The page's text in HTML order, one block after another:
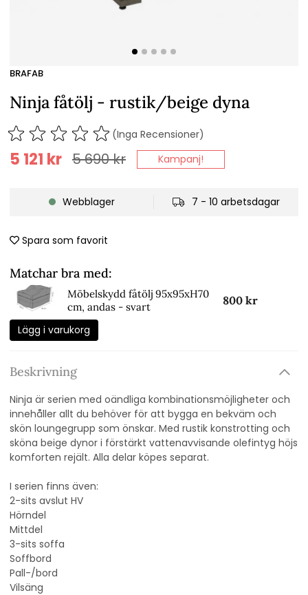
BRAFAB
Ninja fåtölj - rustik/beige dyna
(Inga Recensioner)
5 690kr
5 121 kr Kampanj!
Webblager 7 - 10 arbetsdagar
Spara som favorit
Matchar bra med:
Möbelskydd fåtölj 95x95xH70
cm, andas - svart
800 kr
Lägg i varukorg
Beskrivning
Ninja är serien med oändliga kombinationsmöjligheter och
innehåller allt du behöver för att bygga en bekväm och
skön loungegrupp som önskar. Med rustik konstrotting och
sköna beige dynor i förstärkt vattenavvisande olefintyg höjs
komforten rejält. Alla delar köpes separat.
I serien finns även:
2-sits avslut HV
Hörndel
Mittdel
3-sits soffa
Soffbord
Pall-/bord
Vilsäng